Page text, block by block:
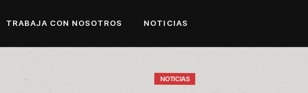
TRABAJA CON NOSOTROS NOTICIAS
NOTICIAS